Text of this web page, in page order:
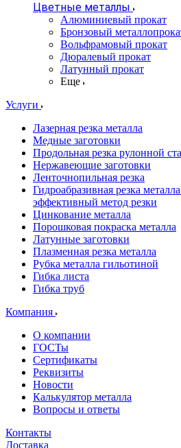
Цветные металлы
Алюминиевый прокат
Бронзовый
Вольфрамовый прокат
Дюралевый прокат
Латунный прокат
Еще
Услуги
Лазерная резка металла
Медные заготовки
Продольная резка рулонной
Нержавеющие заготовки
Ленточнопильная резка
Гидроабразивная резка
эффективный метод резки
Цинкование металла
Порошковая покраска металла
Латунные заготовки
Плазменная резка металла
Рубка металла гильотиной
Гибка листа
Гибка труб
Компания
О компании
ГОСТы
Сертификаты
Реквизиты
Новости
Калькулятор металла
Вопросы и ответы
Контакты
Доставка